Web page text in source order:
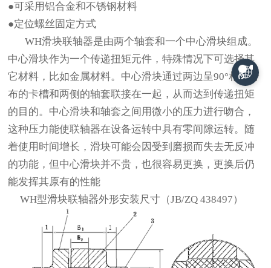
●可采用铝合金和不锈钢材料
●定位螺丝固定方式
WH滑块联轴器是由两个轴套和一个中心滑块组成。
中心滑块作为一个传递扭矩元件，特殊情况下可选择其
它材料，比如金属材料。中心滑块通过两边呈90°相对分
布的卡槽和两侧的轴套联接在一起，从而达到传递扭矩
的目的。中心滑块和轴套之间用微小的压力进行吻合，
这种压力能使联轴器在设备运转中具有零间隙运转。随
着使用时间增长，滑块可能会因受到磨损而失去无反冲
的功能，但中心滑块并不贵，也很容易更换，更换后仍
能发挥其原有的性能
WH型滑块联轴器外形安装尺寸（JB/ZQ 438497）